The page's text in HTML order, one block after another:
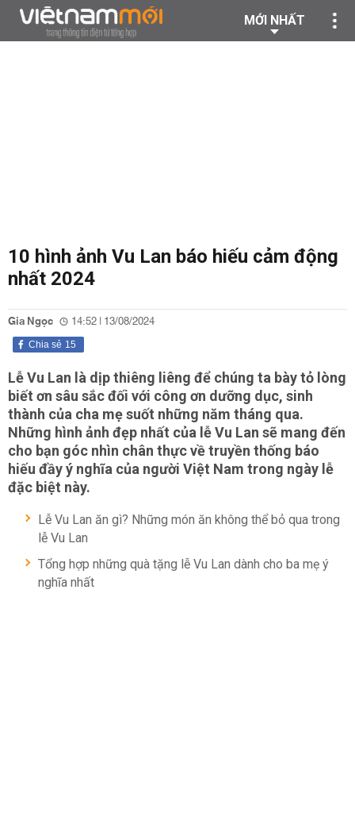
MỚI NHẤT
10 hình ảnh Vu Lan báo hiếu cảm động
nhất 2024
Gia Ngọc 14:52 | 13/08/2024
15
Chia sẻ
Lễ Vu Lan là dịp thiêng liêng để chúng ta bày tỏ lòng
biết ơn sâu sắc đối với công ơn dưỡng dục, sinh
thành của cha mẹ suốt những năm tháng qua.
Những hình ảnh đẹp nhất của lễ Vu Lan sẽ mang đến
cho bạn góc nhìn chân thực về truyền thống báo
hiếu đầy ý nghĩa của người Việt Nam trong ngày lễ
đặc biệt này.
Lễ Vu Lan ăn gì? Những món ăn không thể bỏ qua trong
lễ Vu Lan
Tổng hợp những quà tặng lễ Vu Lan dành cho ba mẹ ý
nghĩa nhất